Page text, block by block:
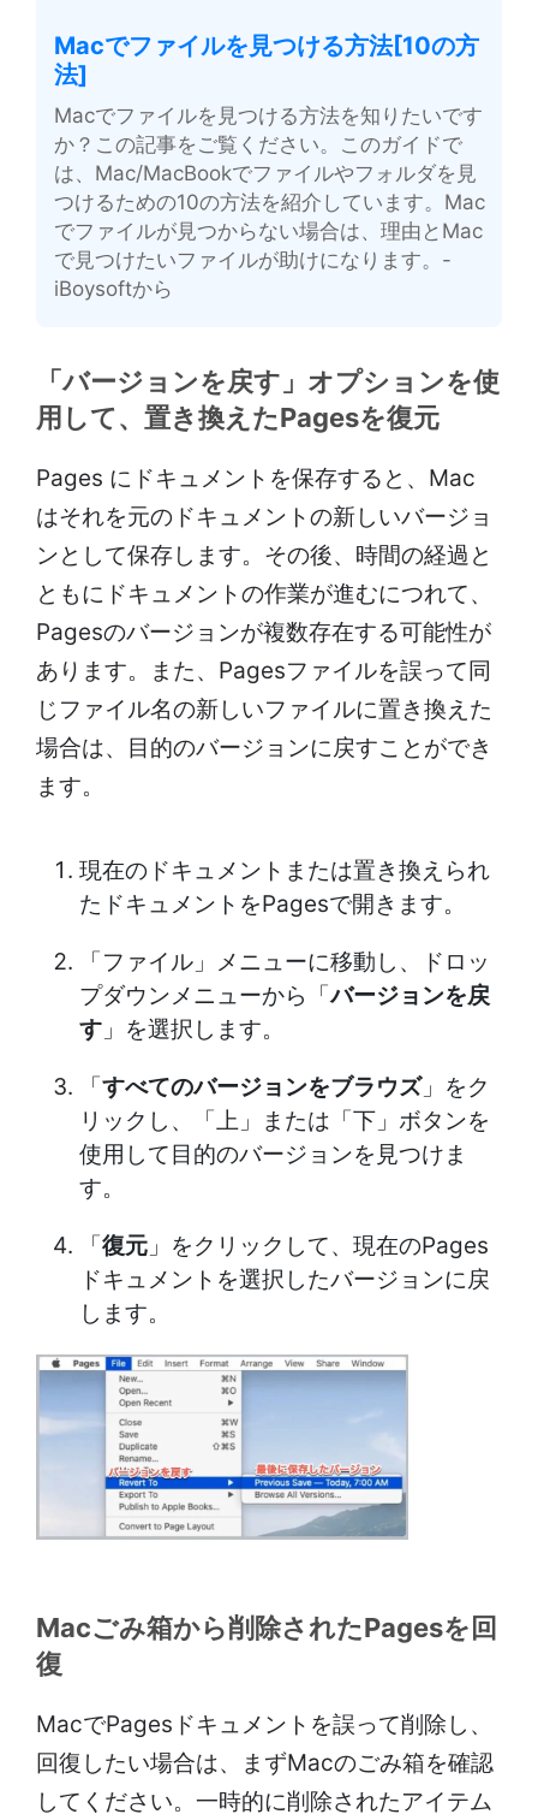
Macでファイルを見つける方法[10の方
法]
Macでファイルを見つける方法を知りたいです
か？この記事をご覧ください。このガイドで
は、Mac/MacBookでファイルやフォルダを見
つけるための10の方法を紹介しています。Mac
でファイルが見つからない場合は、理由とMac
で見つけたいファイルが助けになります。-
iBoysoftから
「バージョンを戻す」オプションを使
用して、置き換えたPagesを復元
Pages にドキュメントを保存すると、Mac
はそれを元のドキュメントの新しいバージョ
ンとして保存します。その後、時間の経過と
ともにドキュメントの作業が進むにつれて、
Pagesのバージョンが複数存在する可能性が
あります。また、Pagesファイルを誤って同
じファイル名の新しいファイルに置き換えた
場合は、目的のバージョンに戻すことができ
ます。
現在のドキュメントまたは置き換えられ
たドキュメントをPagesで開きます。
「ファイル」メニューに移動し、ドロッ
プダウンメニューから「バージョンを戻
す 」を選択します。
「すべてのバージョンをブラウズ」をク
リックし、「上」または「下」ボタンを
使用して目的のバージョンを見つけま
す。
「復元 」をクリックして、現在のPages
ドキュメントを選択したバージョンに戻
します。
Macごみ箱から削除されたPagesを回
復
MacでPagesドキュメントを誤って削除し、
回復したい場合は、まずMacのごみ箱を確認
してください。一時的に削除されたアイテム